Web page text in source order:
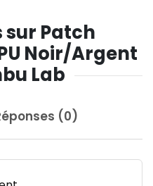
sur Patch
Noir/Argent
Lab
(0)